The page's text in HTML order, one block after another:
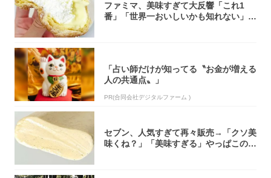
ファミマ、美味すぎて大反響「これ1
番」「世界一おいしいかも知れない」
「占い師だけが知ってる〝お金が増える
人の共通点〟」
PR(合同会社デジタルファーム )
セブン、人気すぎて再々販売→「クソ美
味くね？」「美味すぎる」やっぱこのク